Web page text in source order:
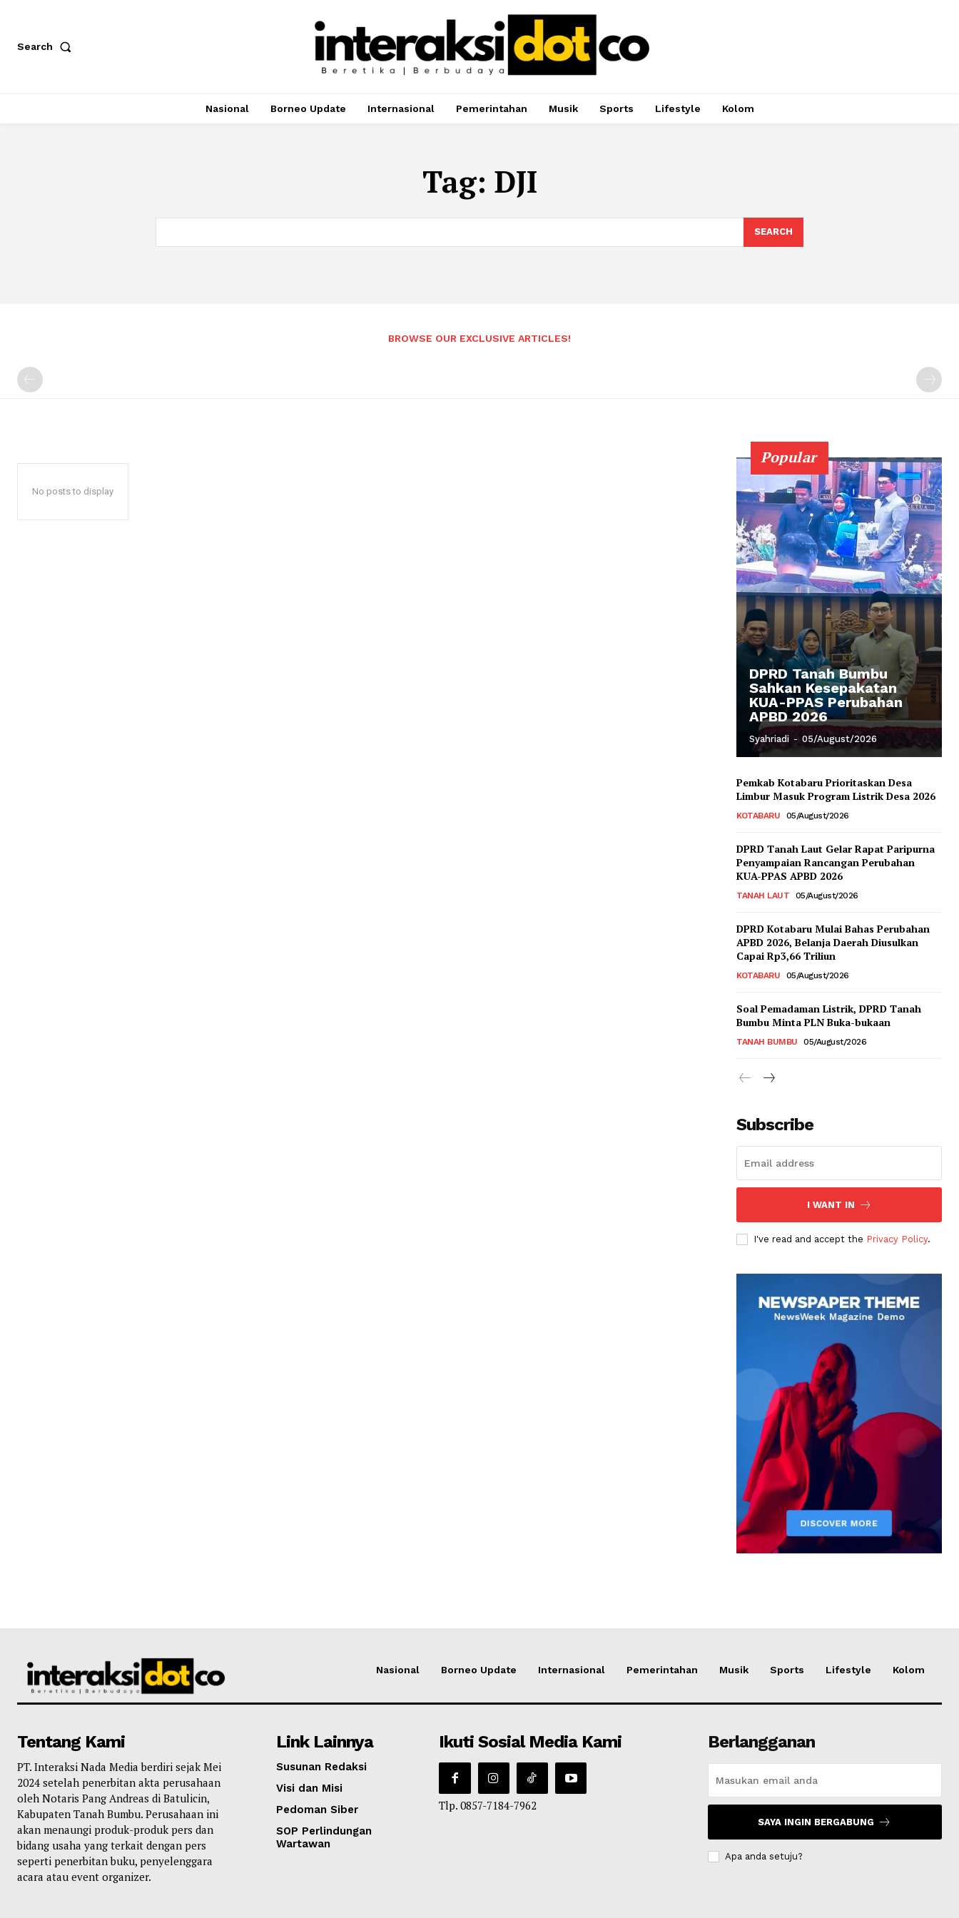
Search
Nasional Borneo Update Internasional Pemerintahan Musik Sports Lifestyle Kolom
Tag: DJI
SEARCH
BROWSE OUR EXCLUSIVE ARTICLES!
No posts to display
Popular
DPRD Tanah Bumbu
Sahkan Kesepakatan
KUA-PPAS Perubahan
APBD 2026
Syahriadi - 05/August/2026
Pemkab Kotabaru Prioritaskan Desa
Limbur Masuk Program Listrik Desa 2026
KOTABARU 05/August/2026
DPRD Tanah Laut Gelar Rapat Paripurna
Penyampaian Rancangan Perubahan
KUA-PPAS APBD 2026
TANAH LAUT 05/August/2026
DPRD Kotabaru Mulai Bahas Perubahan
APBD 2026, Belanja Daerah Diusulkan
Capai Rp3,66 Triliun
KOTABARU 05/August/2026
Soal Pemadaman Listrik, DPRD Tanah
Bumbu Minta PLN Buka-bukaan
TANAH BUMBU 05/August/2026
Subscribe
I WANT IN
I've read and accept the Privacy Policy.
Nasional Borneo Update Internasional Pemerintahan Musik Sports Lifestyle Kolom
Tentang Kami
PT. Interaksi Nada Media berdiri sejak Mei
2024 setelah penerbitan akta perusahaan
oleh Notaris Pang Andreas di Batulicin,
Kabupaten Tanah Bumbu. Perusahaan ini
akan menaungi produk-produk pers dan
bidang usaha yang terkait dengan pers
seperti penerbitan buku, penyelenggara
acara atau event organizer.
Link Lainnya
Susunan Redaksi
Visi dan Misi
Pedoman Siber
SOP Perlindungan
Wartawan
Ikuti Sosial Media Kami
Tlp. 0857-7184-7962
Berlangganan
SAYA INGIN BERGABUNG
Apa anda setuju?